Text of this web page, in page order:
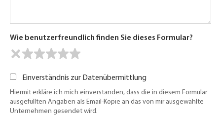
Wie benutzerfreundlich finden Sie dieses Formular?
Einverständnis zur Datenübermittlung
Hiermit erkläre ich mich einverstanden, dass die in diesem Formular
ausgefüllten Angaben als Email-Kopie an das von mir ausgewählte
Unternehmen gesendet wird.